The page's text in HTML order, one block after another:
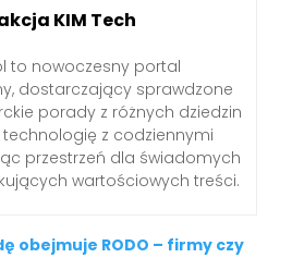
KIM Tech
to nowoczesny portal
dostarczający sprawdzone
porady z różnych dziedzin
technologię z codziennymi
przestrzeń dla świadomych
wartościowych treści.
obejmuje RODO – firmy czy